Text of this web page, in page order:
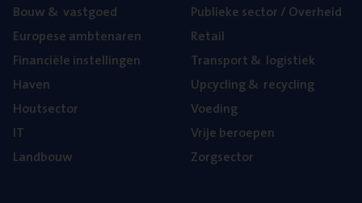
Bouw& vastgoed
Euro­pe­se ambtenaren
Finan­ci­ë­le instellingen
Haven
Hout­sec­tor
IT
Land­bouw
Publie­ke sec­tor / Overheid
Retail
Trans­port& logistiek
Upcy­cling& recycling
Voe­ding
Vrije beroe­pen
Zorg­sec­tor